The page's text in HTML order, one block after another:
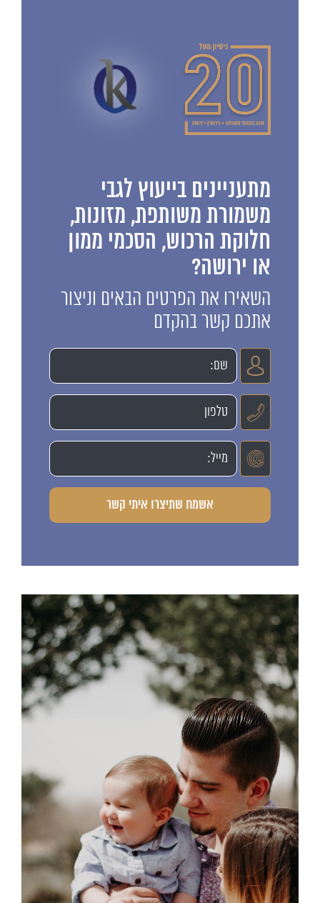
מתעניינים בייעוץ לגבי
משמורת משותפת, מזונות,
חלוקת הרכוש, הסכמי ממון
או ירושה?
השאירו את הפרטים הבאים וניצור
אתכם קשר בהקדם